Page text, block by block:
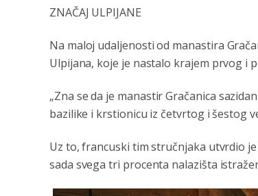
ZNAČAJ ULPIJANE
Na maloj udaljenosti od manastira
Ulpijana, koje je nastalo krajem prvog i
„Zna se da je manastir Gračanica
bazilike i krstionicu iz četvrtog i šestog
Uz to, francuski tim stručnjaka utvrdio
sada svega tri procenta nalazišta